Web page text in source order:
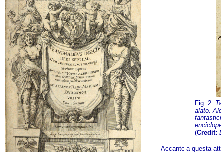
Fig. 2:
alato.
(Credit:
Accanto a questa